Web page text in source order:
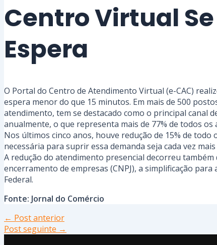
Centro Virtual
Espera
O Portal do Centro de Atendimento Virtual (e-CAC)
espera menor do que 15 minutos. Em mais de 500
atendimento, tem se destacado como o principal canal
anualmente, o que representa mais de 77% de todos
Nos últimos cinco anos, houve redução de 15% de
necessária para suprir essa demanda seja cada vez
A redução do atendimento presencial decorreu
encerramento de empresas (CNPJ), a simplificação
Federal.
Fonte: Jornal do Comércio
← Post anterior
Post seguinte →